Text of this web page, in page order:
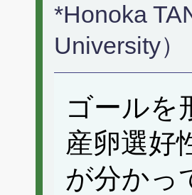
*Honoka
University）
ゴールを
産卵選好
が分かっ